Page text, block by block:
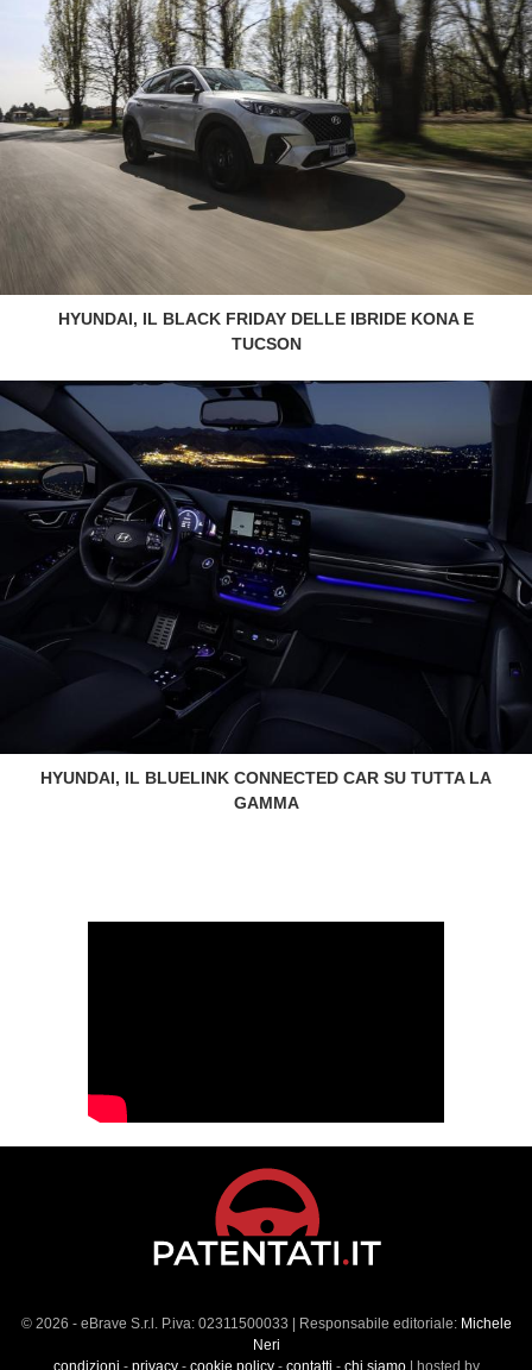
HYUNDAI, IL BLACK FRIDAY DELLE IBRIDE KONA E
TUCSON
HYUNDAI, IL BLUELINK CONNECTED CAR SU TUTTA LA
GAMMA
© 2026 - eBrave S.r.l. P.iva: 02311500033 | Responsabile editoriale: Michele
Neri
condizioni - privacy- cookie policy- contatti - chi siamo| hosted by